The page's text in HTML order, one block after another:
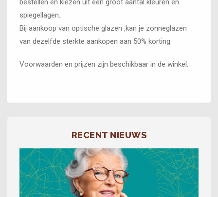
bestellen en kiezen uit een groot aantal kleuren en
spiegellagen.
Bij aankoop van optische glazen ,kan je zonneglazen
van dezelfde sterkte aankopen aan 50% korting.
Voorwaarden en prijzen zijn beschikbaar in de winkel.
RECENT NIEUWS